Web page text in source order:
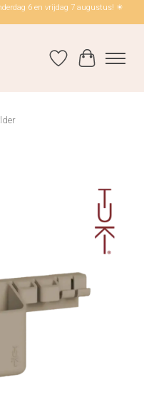
6 en vrijdag 7 augustus! ☀
Verlanglijst